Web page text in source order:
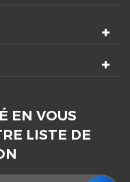
EN VOUS
LISTE DE